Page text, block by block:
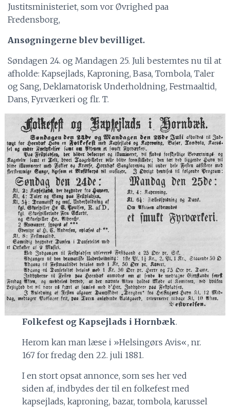
Justitsministeriet, som vor Øvrighed paa
Fredensborg,
Ansøgningerne blev bevilliget.
Søndagen 24. og Mandagen 25. Juli bestemtes nu til at
afholde: Kapsejlads, Kaproning, Basa, Tombola, Taler
og Sang, Deklamatorisk Underholdning, Festmaaltid,
Dans, Fyrværkeri og flr. T.
Folkefest og Kapsejlads i Hornbæk.
Herom kan man læse i »Helsingørs Avis«, nr.
167 for fredag den 22. juli 1881.
I en stort opsat annonce, som ses her ved
siden af, indbydes der til en folkefest med
kapsejlads, kaproning, bazar, tombola, karussel